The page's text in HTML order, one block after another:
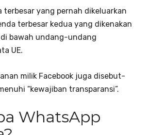
terbesar yang pernah dikeluarkan
terbesar kedua yang dikenakan
bawah undang-undang
UE.
milik Facebook juga disebut-
“kewajiban transparansi”.
WhatsApp